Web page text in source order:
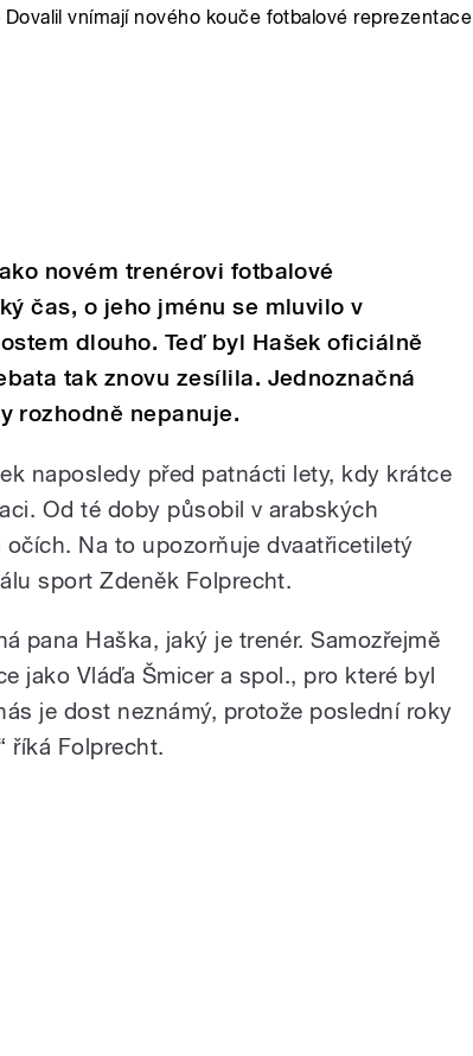
vnímají nového kouče fotbalové reprezentace
novém trenérovi fotbalové
čas, o jeho jménu se mluvilo v
dlouho. Teď byl Hašek oficiálně
tak znovu zesílila. Jednoznačná
rozhodně nepanuje.
naposledy před patnácti lety, kdy krátce
Od té doby působil v arabských
Na to upozorňuje dvaatřicetiletý
sport Zdeněk Folprecht.
pana Haška, jaký je trenér. Samozřejmě
jako Vláďa Šmicer a spol., pro které byl
je dost neznámý, protože poslední roky
říká Folprecht.